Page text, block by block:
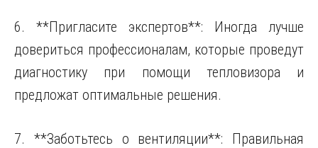
6. **Пригласите экспертов**: Иногда лучше
довериться профессионалам, которые проведут
диагностику при помощи тепловизора и
предложат оптимальные решения.
7. **Заботьтесь о вентиляции**: Правильная